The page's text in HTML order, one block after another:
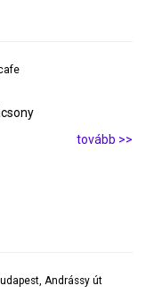
tovább >>
Andrássy út